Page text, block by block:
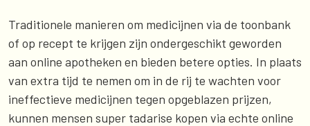
Traditionele manieren om medicijnen via de toonbank
of op recept te krijgen zijn ondergeschikt geworden
aan online apotheken en bieden betere opties. In plaats
van extra tijd te nemen om in de rij te wachten voor
ineffectieve medicijnen tegen opgeblazen prijzen,
kunnen mensen super tadarise kopen via echte online